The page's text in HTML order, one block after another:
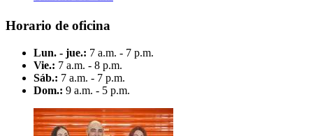
Horario de oficina
Lun. - jue.: 7 a.m. - 7 p.m.
Vie.: 7 a.m. - 8 p.m.
Sáb.: 7 a.m. - 7 p.m.
Dom.: 9 a.m. - 5 p.m.